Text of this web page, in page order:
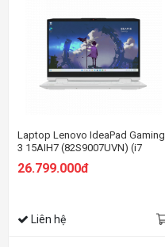
Laptop Lenovo IdeaPad Gaming
3 15AIH7 (82S9007UVN) (i7
SSD/15.6 FHD/RTX 3050Ti
26.799.000đ
Liên hệ